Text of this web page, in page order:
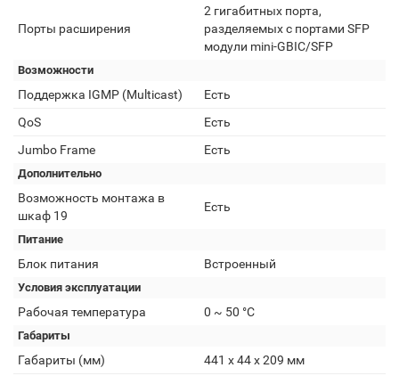
Порты расширения
2 гигабитных порта,
разделяемых с портами SFP
модули mini-GBIC/SFP
Возможности
Поддержка IGMP (Multicast)
Есть
QoS
Есть
Jumbo Frame
Есть
Дополнительно
Возможность монтажа в
шкаф 19
Есть
Питание
Блок питания Встроенный
Условия эксплуатации
Рабочая температура 0 ~ 50 °C
Габариты
Габариты (мм) 441 x 44 x 209 мм